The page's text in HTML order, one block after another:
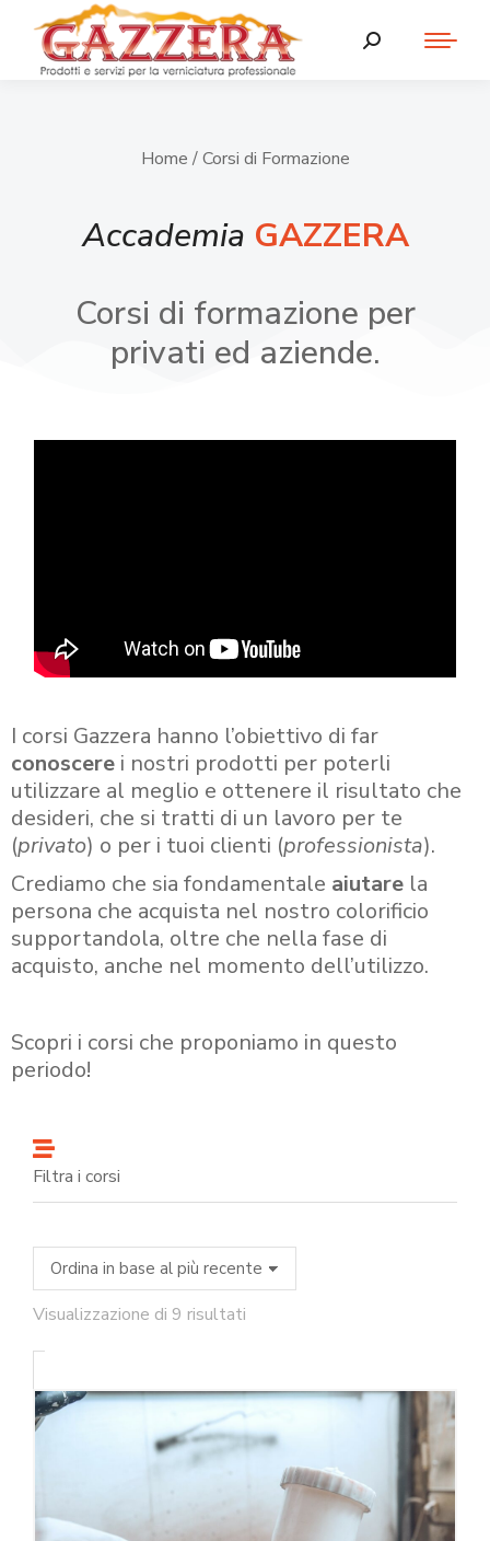
Home / Corsi di Formazione
Accademia GAZZERA
Corsi di formazione per
privati ed aziende.
I corsi Gazzera hanno l’obiettivo di far
conoscere i nostri prodotti per poterli
utilizzare al meglio e ottenere il risultato che
desideri, che si tratti di un lavoro per te
(privato) o per i tuoi clienti (professionista).
Crediamo che sia fondamentale aiutare la
persona che acquista nel nostro colorificio
supportandola, oltre che nella fase di
acquisto, anche nel momento dell’utilizzo.
Scopri i corsi che proponiamo in questo
periodo!
Filtra i corsi
Visualizzazione di 9 risultati